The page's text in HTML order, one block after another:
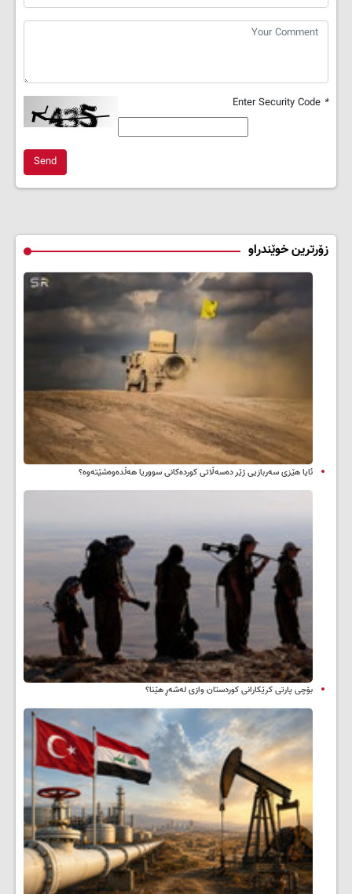
*
Send
زۆرترین خوێندراو
ئایا هێزی سەربازیی ژێر دەسەڵاتی کوردەکانی سووریا هەڵدەوەشێتەوە؟
بۆچی پارتی کرێکارانی کوردستان وازی لەشەڕ هێنا؟